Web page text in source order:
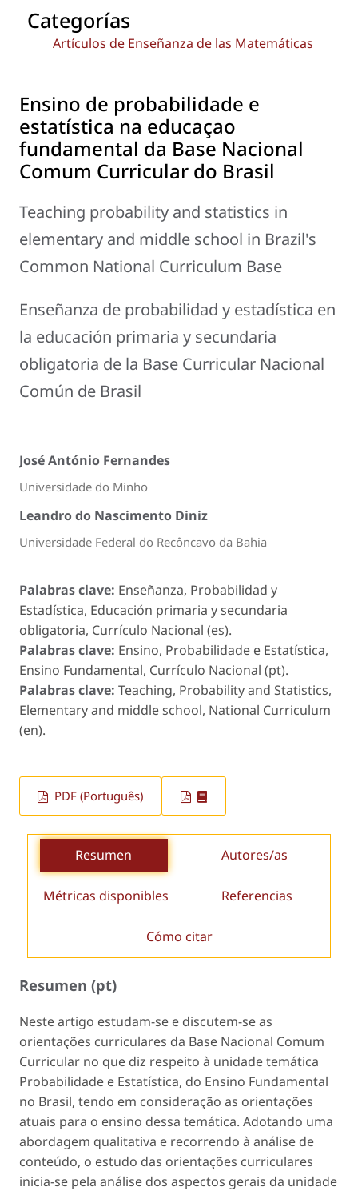
Categorías
Artículos de Enseñanza de las Matemáticas
Ensino de probabilidade e
estatística na educaçao
fundamental da Base Nacional
Comum Curricular do Brasil
Teaching probability and statistics in
elementary and middle school in Brazil's
Common National Curriculum Base
Enseñanza de probabilidad y estadística en
la educación primaria y secundaria
obligatoria de la Base Curricular Nacional
Común de Brasil
José António Fernandes
Universidade do Minho
Leandro do Nascimento Diniz
Universidade Federal do Recôncavo da Bahia
Palabras clave: Enseñanza, Probabilidad y
Estadística, Educación primaria y secundaria
obligatoria, Currículo Nacional (es).
Palabras clave: Ensino, Probabilidade e Estatística,
Ensino Fundamental, Currículo Nacional (pt).
Palabras clave: Teaching, Probability and Statistics,
Elementary and middle school, National Curriculum
(en).
PDF (Português)
Resumen Autores/as
Métricas disponibles Referencias
Cómo citar
Resumen (pt)
Neste artigo estudam-se e discutem-se as
orientações curriculares da Base Nacional Comum
Curricular no que diz respeito à unidade temática
Probabilidade e Estatística, do Ensino Fundamental
no Brasil, tendo em consideração as orientações
atuais para o ensino dessa temática. Adotando uma
abordagem qualitativa e recorrendo à análise de
conteúdo, o estudo das orientações curriculares
inicia-se pela análise dos aspectos gerais da unidade